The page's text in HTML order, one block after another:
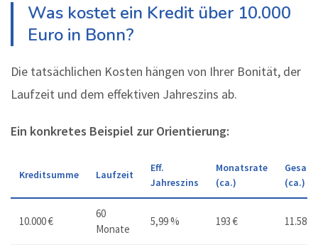
Was kostet ein Kredit über 10.000
Euro in Bonn?
Die tatsächlichen Kosten hängen von Ihrer Bonität, der
Laufzeit und dem effektiven Jahreszins ab.
Ein konkretes Beispiel zur Orientierung:
Kreditsumme Laufzeit
Eff.
Jahreszins
Monatsrate
(ca.)
(ca.)
10.000 €
60
Monate
5,99 % 193 € 11.580 €